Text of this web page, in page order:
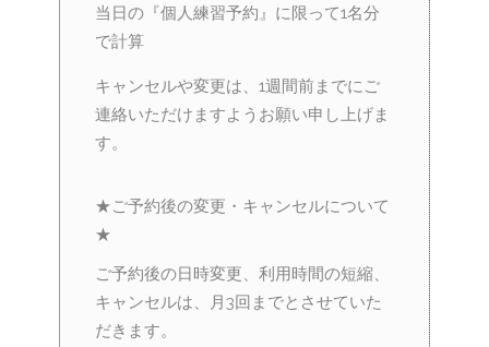
当日の『個人練習予約』に限って1名分
で計算
キャンセルや変更は、1週間前までにご
連絡いただけますようお願い申し上げま
す。
★ご予約後の変更・キャンセルについて
★
ご予約後の日時変更、利用時間の短縮、
キャンセルは、月3回までとさせていた
だきます。